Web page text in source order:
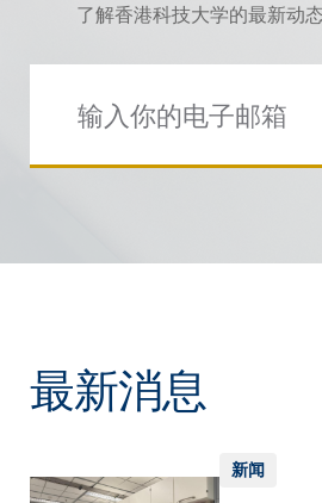
了解香港科技大学的最新动
最新消息
新闻